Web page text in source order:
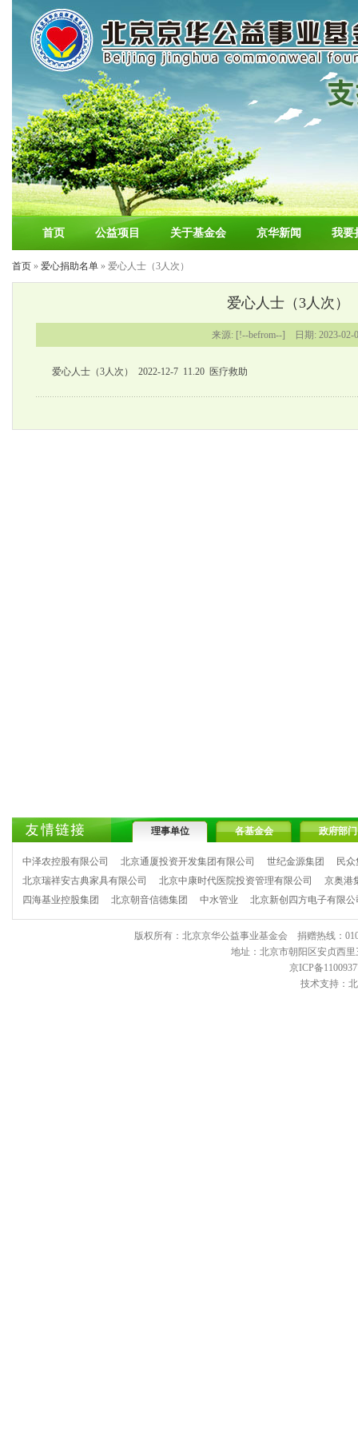
首页 公益项目 关于基金会 京华新闻 我要
首页 » 爱心捐助名单 » 爱心人士（3人次）
爱心人士（3人次）
来源: [!--befrom--] 日期: 2023-02-
爱心人士（3人次） 2022-12-7 11.20 医疗救助
理事单位 各基金会 政府部门
中泽农控股有限公司 北京通厦投资开发集团有限公司 世纪金源集团
民
北京瑞祥安古典家具有限公司
北京中康时代医院投资管理有限公司
京奥港
四海基业控股集团
北京朝音信德集团 中水管业 北京新创四方电子有限公
版权所有：北京京华公益事业基金会 捐赠热线：
地址：北京市朝阳区安贞西
京ICP备
技术支持：